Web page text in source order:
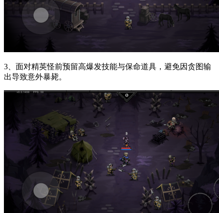
3、面对精英怪前预留高爆发技能与保命道具，避免因贪图输
出导致意外暴毙。